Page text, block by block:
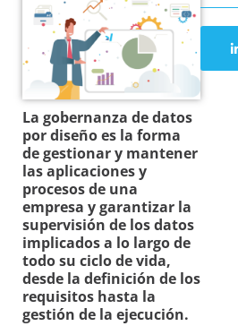
La gobernanza de datos
por diseño es la forma
de gestionar y mantener
las aplicaciones y
procesos de una
empresa y garantizar la
supervisión de los datos
implicados a lo largo de
todo su ciclo de vida,
desde la definición de los
requisitos hasta la
gestión de la ejecución.